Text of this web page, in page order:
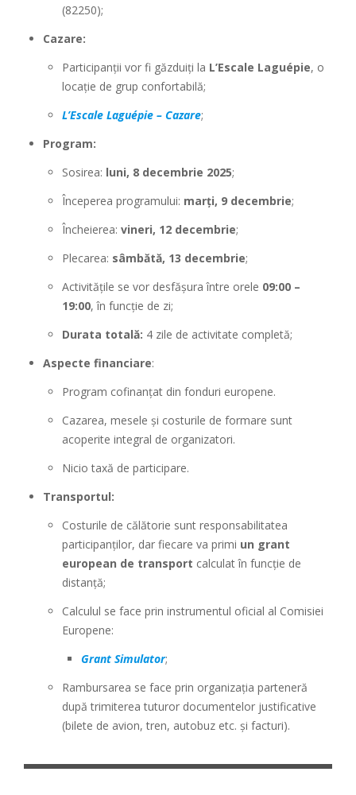
(82250);
Cazare:
Participanții vor fi găzduiți la L’Escale Laguépie, o
locație de grup confortabilă;
L’Escale Laguépie – Cazare;
Program:
Sosirea: luni, 8 decembrie 2025;
Începerea programului: marți, 9 decembrie;
Încheierea: vineri, 12 decembrie;
Plecarea: sâmbătă, 13 decembrie;
Activitățile se vor desfășura între orele 09:00 –
19:00, în funcție de zi;
Durata totală: 4 zile de activitate completă;
Aspecte financiare:
Program cofinanțat din fonduri europene.
Cazarea, mesele și costurile de formare sunt
acoperite integral de organizatori.
Nicio taxă de participare.
Transportul:
Costurile de călătorie sunt responsabilitatea
participanților, dar fiecare va primi un grant
european de transport calculat în funcție de
distanță;
Calculul se face prin instrumentul oficial al Comisiei
Europene:
Grant Simulator;
Rambursarea se face prin organizația parteneră
după trimiterea tuturor documentelor justificative
(bilete de avion, tren, autobuz etc. și facturi).